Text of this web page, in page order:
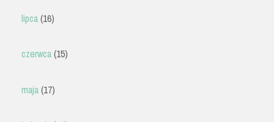
lipca(16)
czerwca(15)
maja(17)